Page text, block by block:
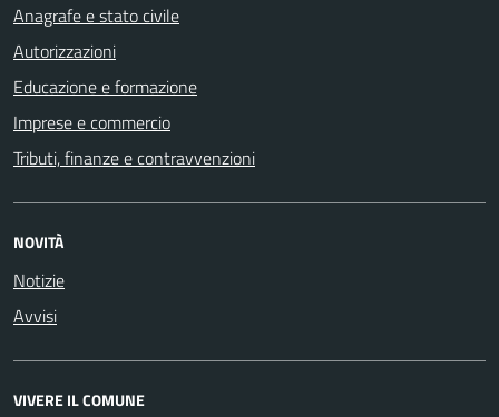
Anagrafe e stato civile
Autorizzazioni
Educazione e formazione
Imprese e commercio
Tributi, finanze e contravvenzioni
NOVITÀ
Notizie
Avvisi
VIVERE IL COMUNE